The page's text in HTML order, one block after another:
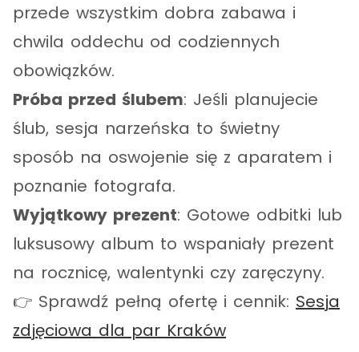
przede wszystkim dobra zabawa i
chwila oddechu od codziennych
obowiązków.
Próba przed ślubem: Jeśli planujecie
ślub, sesja narzeńska to świetny
sposób na oswojenie się z aparatem i
poznanie fotografa.
Wyjątkowy prezent: Gotowe odbitki lub
luksusowy album to wspaniały prezent
na rocznicę, walentynki czy zaręczyny.
👉 Sprawdź pełną ofertę i cennik: Sesja
zdjęciowa dla par Kraków